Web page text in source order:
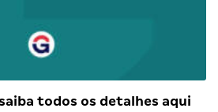
todos os detalhes aqui